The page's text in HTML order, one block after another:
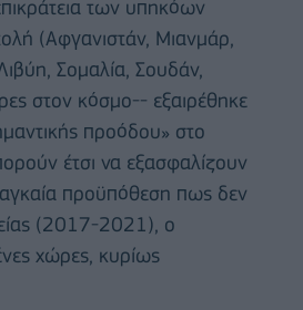
των υπηκόων
(Αφγανιστάν, Μιανμάρ,
Σομαλία, Σουδάν,
στον κόσμο-- εξαιρέθηκε
προόδου» στο
έτσι να εξασφαλίζουν
προϋπόθεση πως δεν
(2017-2021), ο
χώρες, κυρίως